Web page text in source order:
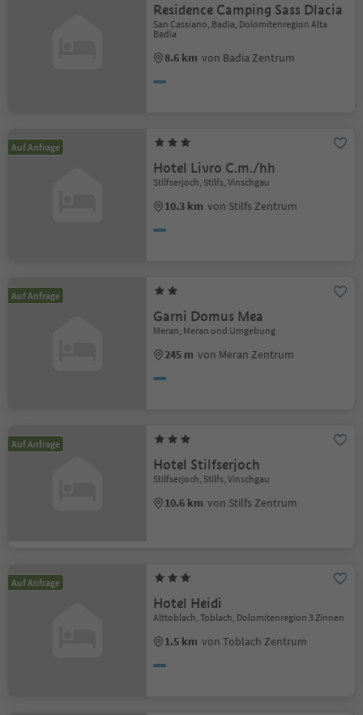
Residence Camping Sass Dlacia
San Cassiano, Badia, Dolomitenregion Alta
Badia
8.6 km von Badia Zentrum
Auf Anfrage
Hotel Livro C.m./hh
Stilfserjoch, Stilfs, Vinschgau
10.3 km von Stilfs Zentrum
Auf Anfrage
Garni Domus Mea
Meran, Meran und Umgebung
245 m von Meran Zentrum
Auf Anfrage
Hotel Stilfserjoch
Stilfserjoch, Stilfs, Vinschgau
10.6 km von Stilfs Zentrum
Auf Anfrage
Hotel Heidi
Alttoblach, Toblach, Dolomitenregion 3 Zinnen
1.5 km von Toblach Zentrum